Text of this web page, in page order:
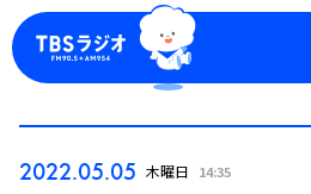
2022.05.05 木曜日 14:35